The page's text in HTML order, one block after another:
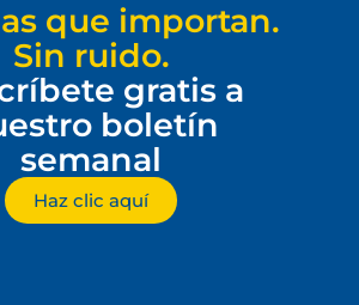
que importan.
Sin ruido.
gratis a
boletín
semanal
Haz clic aquí